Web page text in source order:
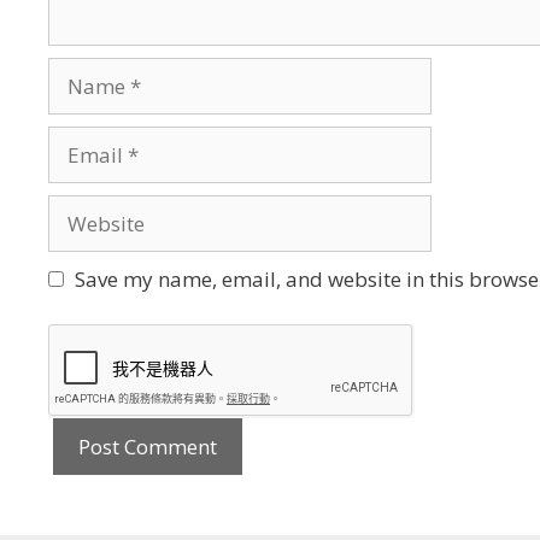
Save my name, email, and website in this